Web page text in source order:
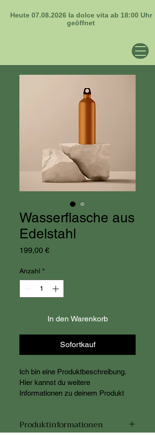
Heute 07.08.2026la dolce vita ab 18:00 Uhr
geöffnet
Wasserflasche aus
Edelstahl
199,00 €Preis
Anzahl *
In den Warenkorb
Sofortkauf
Ich bin eine Produktbeschreibung.
Hier kannst du weitere
Informationen zu deinem Produkt
Produktinformationen